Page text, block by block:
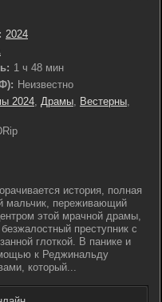
2024
1 ч 48 мин
Неизвестно
2024, Драмы, Вестерны,
история, полная
мальчик, переживающий
этой мрачной драмы,
преступник с
глоткой. В панике и
к Реджинальду
который...